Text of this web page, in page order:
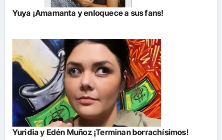
Yuya ¡Amamanta y enloquece a sus fans!
Yuridia y Edén Muñoz ¡Terminan borrachísimos!